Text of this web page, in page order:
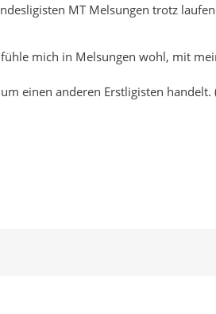
MT Melsungen trotz
mich in Melsungen wohl, mit
einen anderen Erstligisten handelt.